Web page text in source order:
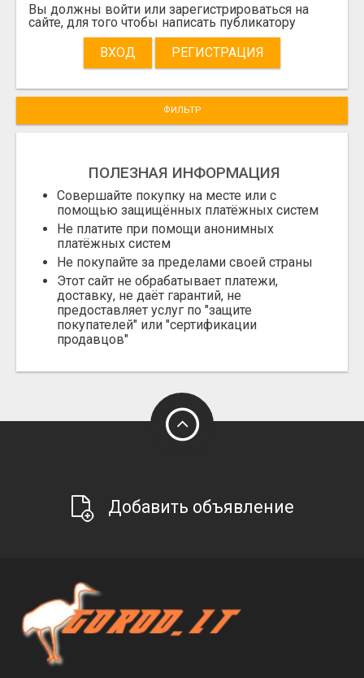
Вы должны войти или зарегистрироваться на
сайте, для того чтобы написать публикатору
ВХОД
РЕГИСТРАЦИЯ
ФИЛЬТР
ПОЛЕЗНАЯ ИНФОРМАЦИЯ
Совершайте покупку на месте или с
помощью защищённых платёжных систем
Не платите при помощи анонимных
платёжных систем
Не покупайте за пределами своей страны
Этот сайт не обрабатывает платежи,
доставку, не даёт гарантий, не
предоставляет услуг по "защите
покупателей" или "сертификации
продавцов"
Добавить объявление